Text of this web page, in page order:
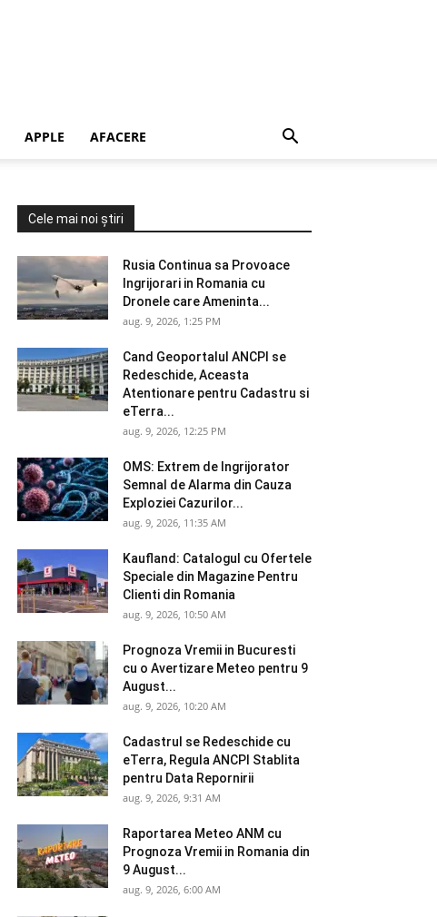
APPLE AFACERE
Cele mai noi știri
Rusia Continua sa Provoace
Ingrijorari in Romania cu
Dronele care Ameninta...
aug. 9, 2026, 1:25 PM
Cand Geoportalul ANCPI se
Redeschide, Aceasta
Atentionare pentru Cadastru si
eTerra...
aug. 9, 2026, 12:25 PM
OMS: Extrem de Ingrijorator
Semnal de Alarma din Cauza
Exploziei Cazurilor...
aug. 9, 2026, 11:35 AM
Kaufland: Catalogul cu Ofertele
Speciale din Magazine Pentru
Clienti din Romania
aug. 9, 2026, 10:50 AM
Prognoza Vremii in Bucuresti
cu o Avertizare Meteo pentru 9
August...
aug. 9, 2026, 10:20 AM
Cadastrul se Redeschide cu
eTerra, Regula ANCPI Stablita
pentru Data Repornirii
aug. 9, 2026, 9:31 AM
Raportarea Meteo ANM cu
Prognoza Vremii in Romania din
9 August...
aug. 9, 2026, 6:00 AM